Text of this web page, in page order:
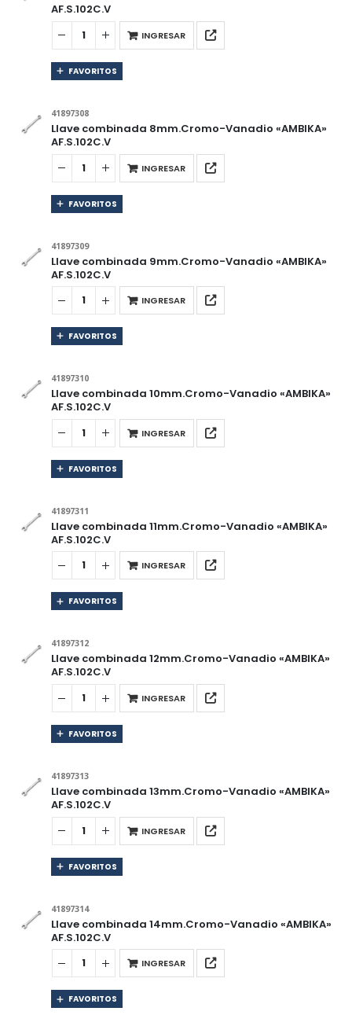
AF.S.102C.V
INGRESAR
FAVORITOS
41897308
Llave combinada 8mm.Cromo-Vanadio «AMBIKA»
AF.S.102C.V
INGRESAR
FAVORITOS
41897309
Llave combinada 9mm.Cromo-Vanadio «AMBIKA»
AF.S.102C.V
INGRESAR
FAVORITOS
41897310
Llave combinada 10mm.Cromo-Vanadio «AMBIKA»
AF.S.102C.V
INGRESAR
FAVORITOS
41897311
Llave combinada 11mm.Cromo-Vanadio «AMBIKA»
AF.S.102C.V
INGRESAR
FAVORITOS
41897312
Llave combinada 12mm.Cromo-Vanadio «AMBIKA»
AF.S.102C.V
INGRESAR
FAVORITOS
41897313
Llave combinada 13mm.Cromo-Vanadio «AMBIKA»
AF.S.102C.V
INGRESAR
FAVORITOS
41897314
Llave combinada 14mm.Cromo-Vanadio «AMBIKA»
AF.S.102C.V
INGRESAR
FAVORITOS